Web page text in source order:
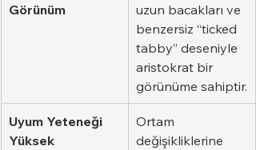
Görünüm
uzun bacakları ve
benzersiz “ticked
tabby” deseniyle
aristokrat bir
görünüme sahiptir.
Uyum Yeteneği
Yüksek
Ortam
değişikliklerine